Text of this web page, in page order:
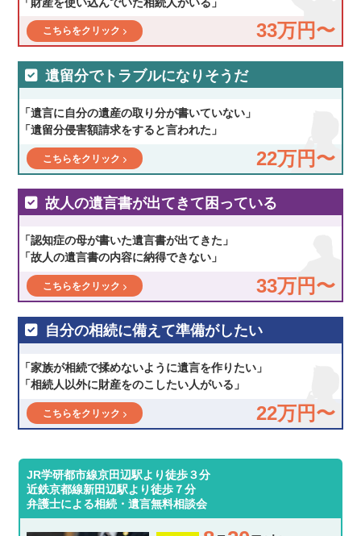
33万円〜
こちらをクリック
遺留分でトラブルになりそうだ
「遺言に自分の遺産の取り分が書いていない」
「遺留分侵害額請求をすると言われた」
22万円〜
こちらをクリック
故人の遺言書が出てきて困っている
「認知症の母が書いた遺言書が出てきた」
「故人の遺言書の内容に納得できない」
33万円〜
こちらをクリック
自分の相続に備えて準備がしたい
「家族が相続で揉めないように遺言を作りたい」
「相続人以外に財産をのこしたい人がいる」
22万円〜
こちらをクリック
JR学研都市線京田辺駅より徒歩３分
近鉄京都線新田辺駅より徒歩７分
弁護士による相続・遺言無料相談会